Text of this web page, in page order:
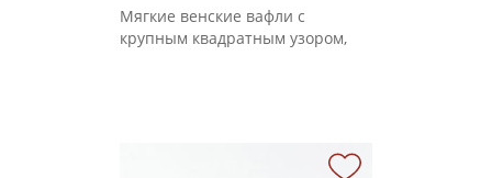
Мягкие венские вафли с
крупным квадратным узором,